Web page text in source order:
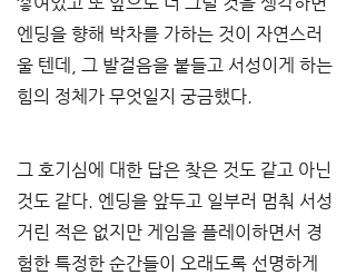
엔딩을 향해 박차를 가하는 것이 자연스러
울 텐데, 그 발걸음을 붙들고 서성이게 하는
힘의 정체가 무엇일지 궁금했다.
그 호기심에 대한 답은 찾은 것도 같고 아닌
것도 같다. 엔딩을 앞두고 일부러 멈춰 서성
거린 적은 없지만 게임을 플레이하면서 경
험한 특정한 순간들이 오래도록 선명하게